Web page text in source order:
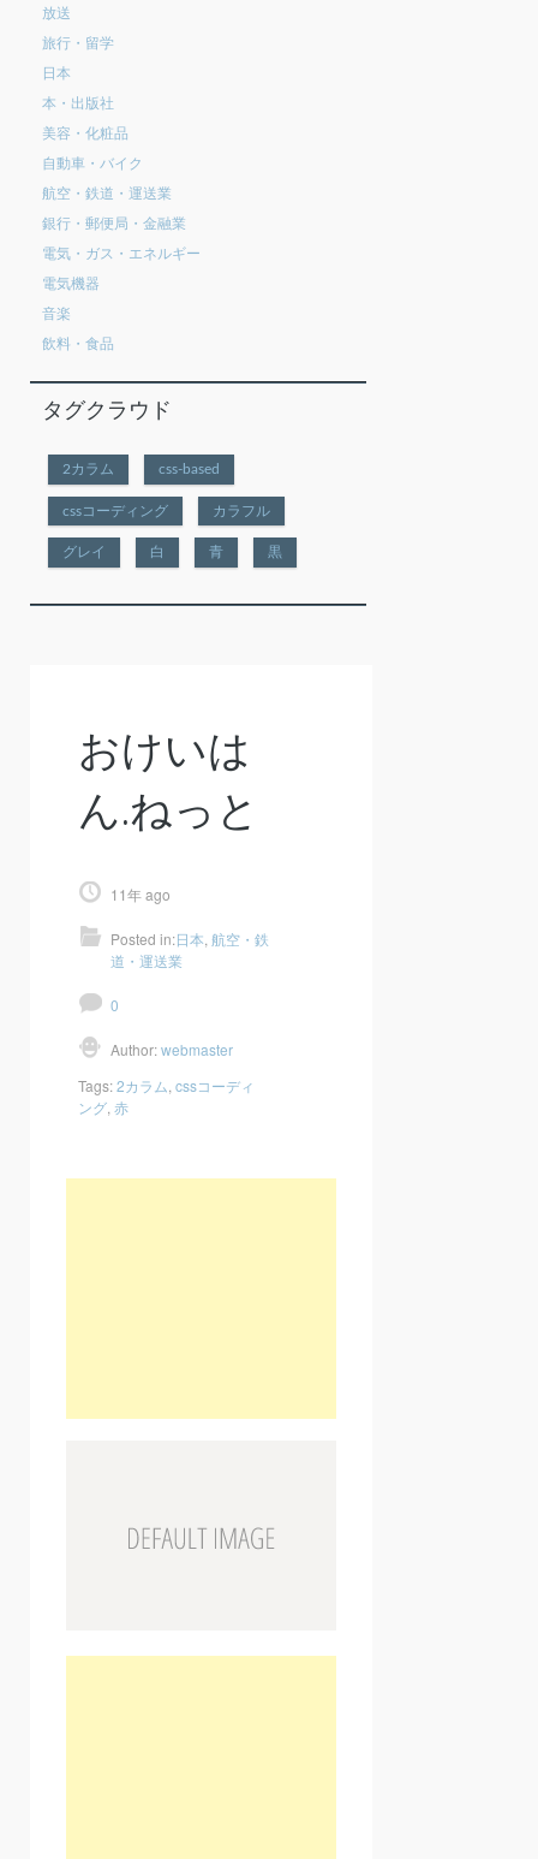
放送
旅行・留学
日本
本・出版社
美容・化粧品
自動車・バイク
航空・鉄道・運送業
銀行・郵便局・金融業
電気・ガス・エネルギー
電気機器
音楽
飲料・食品
タグクラウド
2カラム css-based
cssコーディング カラフル
グレイ 白 青 黒
おけいは
ん.ねっと
11年 ago
Posted in:日本 航空・鉄
道・運送業
0
Author:webmaster
Tags:2カラム cssコーディ
ング 赤